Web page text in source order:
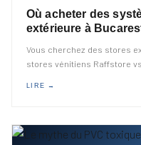
Où acheter des
extérieure à
Vous cherchez des stores
stores vénitiens Raffstore
LIRE →